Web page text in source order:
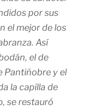
por sus
el mejor de los
Así
el de
Pantiñobre y el
la capilla de
se restauró